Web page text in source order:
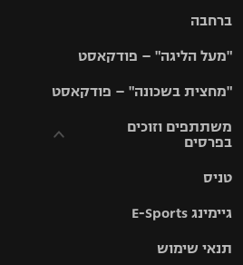
ברחבה
"מעל הליגה" – פודקאסט
"מחצית בשכונה" – פודקאסט
משתתפים וזוכים
בפרסים
וזוכים בפרסים
תקנון עבור פעילות
טניס
גיימינג E-Sports
תנאי שימוש